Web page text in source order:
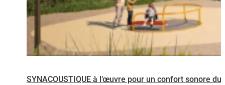
SYNACOUSTIQUE à l’œuvre pour un confort sonore